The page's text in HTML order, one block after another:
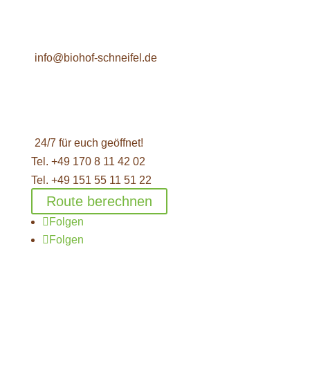
info@biohof-schneifel.de
24/7 für euch geöffnet!
Tel. +49 170 8 11 42 02
Tel. +49 151 55 11 51 22
Route berechnen
Folgen
Folgen